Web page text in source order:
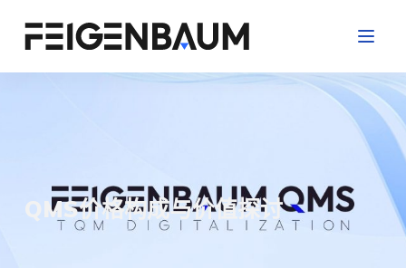
跳
过
内
QMS价格构成与价值探讨